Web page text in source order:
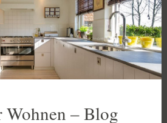
Wohnen – Blog